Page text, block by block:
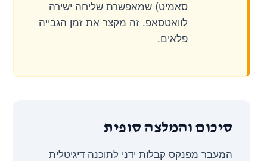
סאמיט) שמאפשרת שליחה ישירה
לוואטסאפ. זה מקצר את זמן הגבייה
פלאים.
סיכום והמלצה סופית
המעבר מפנקס קבלות ידני לתוכנה דיגיטלית